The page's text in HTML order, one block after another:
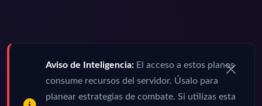
Aviso de Inteligencia: El acceso a estos planos
consume recursos del servidor. Úsalo para
planear estrategias de combate. Si utilizas esta